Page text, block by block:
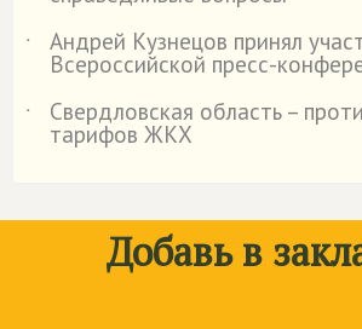
˙
Андрей Кузнецов принял
Всероссийской пресс-
˙
Свердловская область –
тарифов ЖКХ
Добавь в